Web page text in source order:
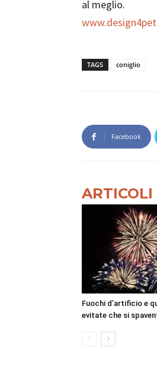
al meglio.
TAGS coniglio
Facebook
ARTICOLI
Fuochi d’artificio e
evitate che si